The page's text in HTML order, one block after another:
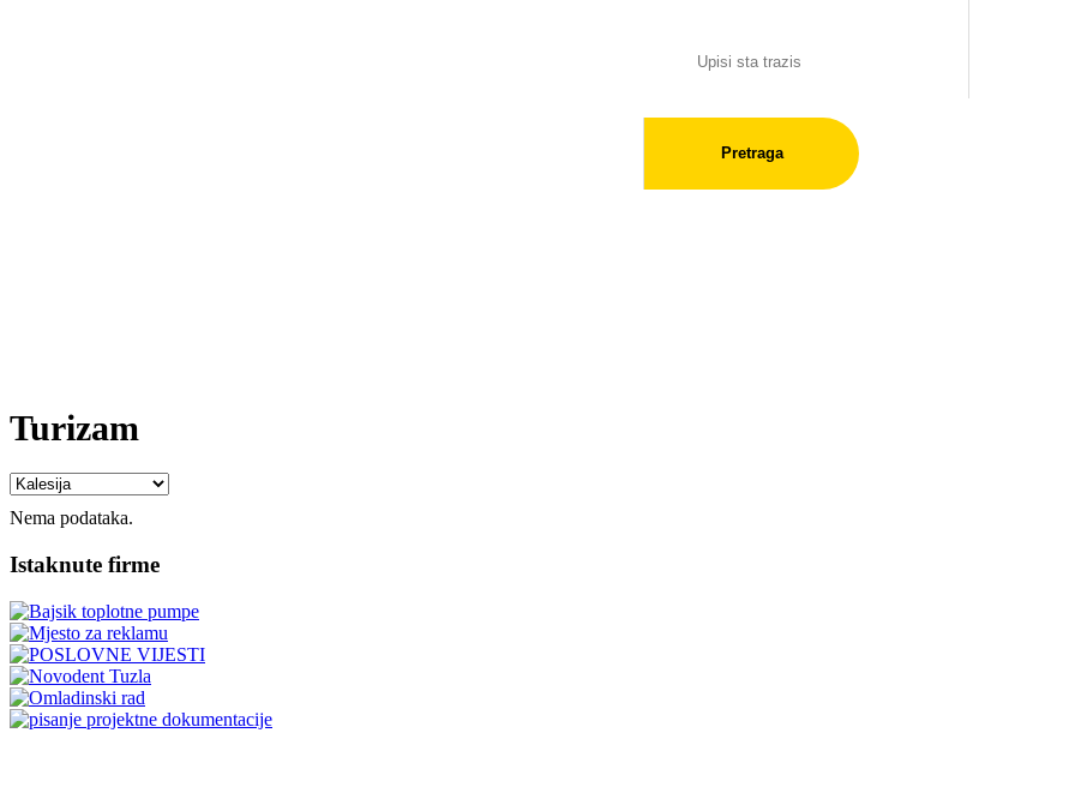
Pretraga
Turizam
Nema podataka.
Istaknute firme